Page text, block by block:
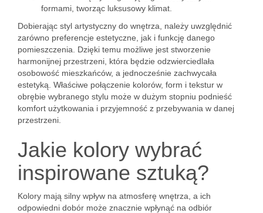
formami, tworząc luksusowy klimat.
Dobierając styl artystyczny do wnętrza, należy uwzględnić
zarówno preferencje estetyczne, jak i funkcję danego
pomieszczenia. Dzięki temu możliwe jest stworzenie
harmonijnej przestrzeni, która będzie odzwierciedlała
osobowość mieszkańców, a jednocześnie zachwycała
estetyką. Właściwe połączenie kolorów, form i tekstur w
obrębie wybranego stylu może w dużym stopniu podnieść
komfort użytkowania i przyjemność z przebywania w danej
przestrzeni.
Jakie kolory wybrać
inspirowane sztuką?
Kolory mają silny wpływ na atmosferę wnętrza, a ich
odpowiedni dobór może znacznie wpłynąć na odbiór